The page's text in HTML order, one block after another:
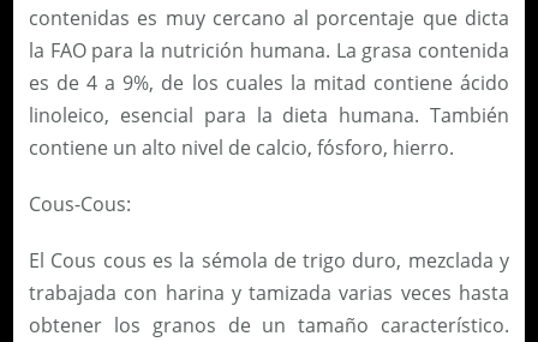
contenidas es muy cercano al porcentaje que dicta
la FAO para la nutrición humana. La grasa contenida
es de 4 a 9%, de los cuales la mitad contiene ácido
linoleico, esencial para la dieta humana. También
contiene un alto nivel de calcio, fósforo, hierro.
Cous-Cous:
El Cous cous es la sémola de trigo duro, mezclada y
trabajada con harina y tamizada varias veces hasta
obtener los granos de un tamaño característico.